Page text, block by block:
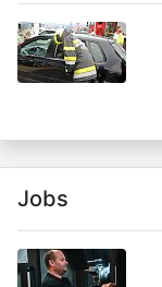
Jobs